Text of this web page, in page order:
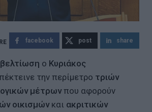
facebook post share
ο Κυριάκος
την περίμετρο τριών
μέτρωνπου αφορούν
οικισμώνκαι ακριτικών